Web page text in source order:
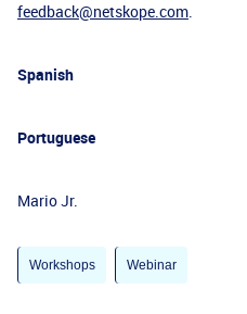
feedback@netskope.com.
Spanish
Portuguese
Mario Jr.
Workshops Webinar